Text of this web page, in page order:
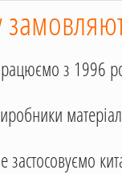
з 1996
застосовуємо